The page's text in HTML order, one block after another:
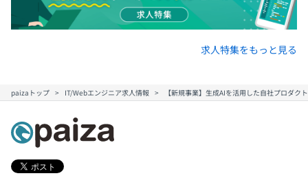
求人特集をもっと見る
paizaトップ IT/Webエンジニア求人情報 【新規事業】生成AIを活用した自社プロダ